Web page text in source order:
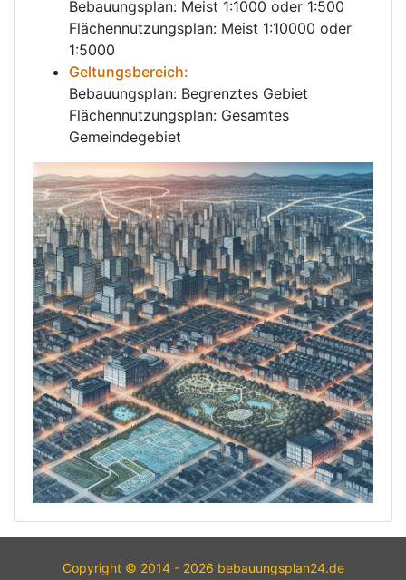
Bebauungsplan: Meist 1:1000 oder 1:500
Flächennutzungsplan: Meist 1:10000 oder
1:5000
Geltungsbereich:
Bebauungsplan: Begrenztes Gebiet
Flächennutzungsplan: Gesamtes
Gemeindegebiet
Copyright © 2014 - 2026 bebauungsplan24.de